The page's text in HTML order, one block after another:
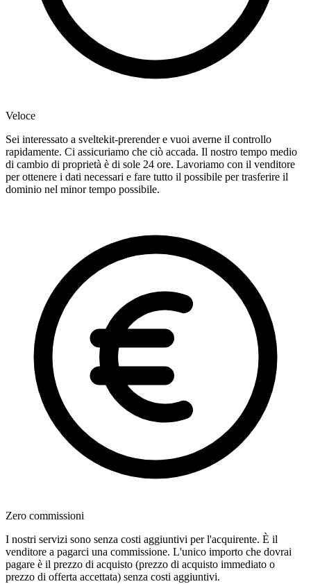
Veloce
Sei interessato a sveltekit-prerender e vuoi averne il controllo
rapidamente. Ci assicuriamo che ciò accada. Il nostro tempo medio
di cambio di proprietà è di sole 24 ore. Lavoriamo con il venditore
per ottenere i dati necessari e fare tutto il possibile per trasferire il
dominio nel minor tempo possibile.
Zero commissioni
I nostri servizi sono senza costi aggiuntivi per l'acquirente. È il
venditore a pagarci una commissione. L'unico importo che dovrai
pagare è il prezzo di acquisto (prezzo di acquisto immediato o
prezzo di offerta accettata) senza costi aggiuntivi.